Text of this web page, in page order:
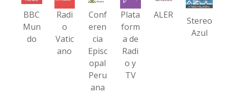
BBC
Mun
do
Radi
o
Vatic
ano
Conf
eren
cia
Episc
opal
Peru
ana
Plata
form
a de
Radi
o y
TV
ALER
Stereo
Azul